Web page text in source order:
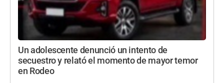
Un adolescente denunció un intento de
secuestro y relató el momento de mayor temor
en Rodeo